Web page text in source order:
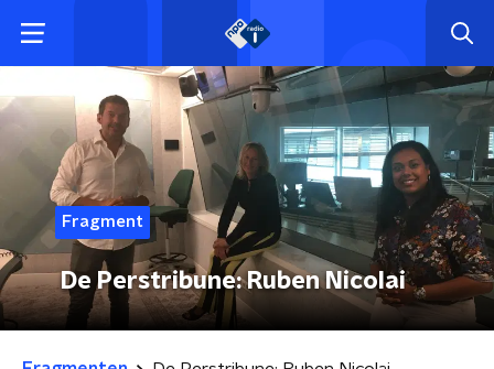
Fragment
De Perstribune: Ruben Nicolai